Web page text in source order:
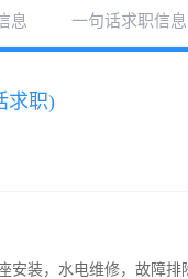
息 一句话求职信息
求职)
安装，水电维修，故障排